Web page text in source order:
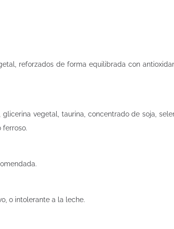
reforzados de forma equilibrada con
vegetal, taurina, concentrado de soja,
ferroso.
o intolerante a la leche.